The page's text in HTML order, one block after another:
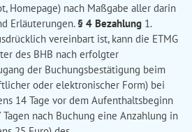
Homepage) nach Maßgabe aller darin
Erläuterungen.§ 4 Bezahlung 1.
vereinbart ist, kann die ETMG
des BHB nach erfolgter
der Buchungsbestätigung beim
oder elektronischer Form) bei
14 Tage vor dem Aufenthaltsbeginn
nach Buchung eine Anzahlung in